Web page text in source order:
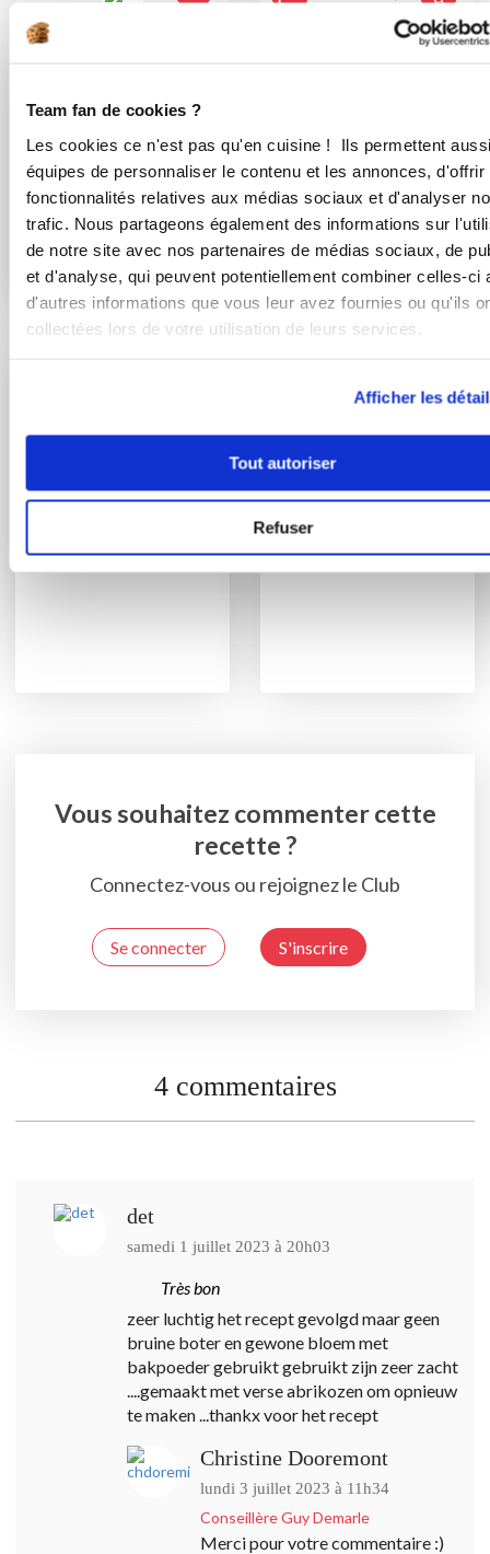
Team fan de cookies ?
Les cookies ce n'est pas qu'en cuisine ! Ils permettent
équipes de personnaliser le contenu et les annonces, d'offrir
fonctionnalités relatives aux médias sociaux et d'analyser
trafic. Nous partageons également des informations sur
de notre site avec nos partenaires de médias sociaux, de
et d'analyse, qui peuvent potentiellement combiner celles-ci
d'autres informations que vous leur avez fournies ou qu'ils
collectées lors de votre utilisation de leurs services.
Afficher les
Tout autoriser
Refuser
framboises abrico...
Gâteaux à l’abricot et
Vous souhaitez commenter cette
recette ?
Connectez-vous ou rejoignez le Club
Se connecter S'inscrire
4 commentaires
det
samedi 1 juillet 2023 à 20h03
Très bon
zeer luchtig het recept gevolgd maar geen
bruine boter en gewone bloem met
bakpoeder gebruikt gebruikt zijn zeer zacht
....gemaakt met verse abrikozen om opnieuw
te maken ...thankx voor het recept
Christine Dooremont
lundi 3 juillet 2023 à 11h34
Conseillère Guy Demarle
Merci pour votre commentaire :)